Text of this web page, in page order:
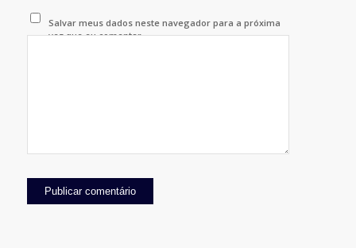
Salvar meus dados neste navegador para a próxima
vez que eu comentar.